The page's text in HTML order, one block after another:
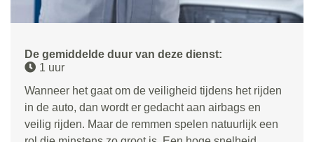
De gemiddelde duur van deze dienst:
1 uur
Wanneer het gaat om de veiligheid tijdens het rijden
in de auto, dan wordt er gedacht aan airbags en
veilig rijden. Maar de remmen spelen natuurlijk een